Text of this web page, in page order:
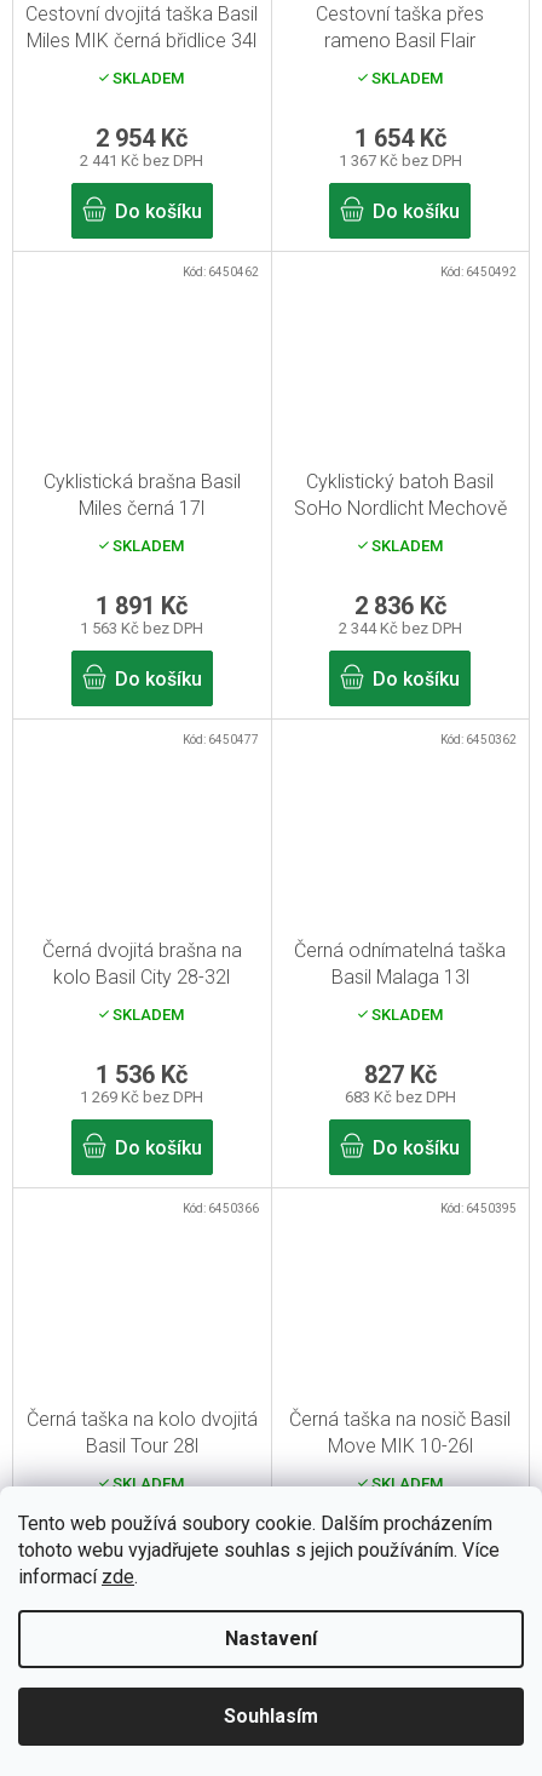
Tento web používá soubory cookie. Dalším procházením
tohoto webu vyjadřujete souhlas s jejich používáním. Více
informací zde.
Nastavení
Souhlasím
Cestovní dvojitá taška Basil
Miles MIK černá břidlice 34l
SKLADEM
2 441 Kč bez DPH
2 954 Kč
Do košíku
Cestovní taška přes
rameno Basil Flair
SKLADEM
1 367 Kč bez DPH
1 654 Kč
Do košíku
Cyklistická brašna Basil
Miles černá 17l
SKLADEM
1 563 Kč bez DPH
1 891 Kč
Do košíku
Kód: 6450462
Cyklistický batoh Basil
SoHo Nordlicht Mechově
zelená 17l
SKLADEM
2 344 Kč bez DPH
2 836 Kč
Do košíku
Kód: 6450492
Černá dvojitá brašna na
kolo Basil City 28-32l
SKLADEM
1 269 Kč bez DPH
1 536 Kč
Do košíku
Kód: 6450477
Černá odnímatelná taška
Basil Malaga 13l
SKLADEM
683 Kč bez DPH
827 Kč
Do košíku
Kód: 6450362
Černá taška na kolo dvojitá
Basil Tour 28l
SKLADEM
1 074 Kč bez DPH
1 300 Kč
Do košíku
Kód: 6450366
Černá taška na nosič Basil
Move MIK 10-26l
SKLADEM
2 050 Kč bez DPH
2 481 Kč
Do košíku
Kód: 6450395